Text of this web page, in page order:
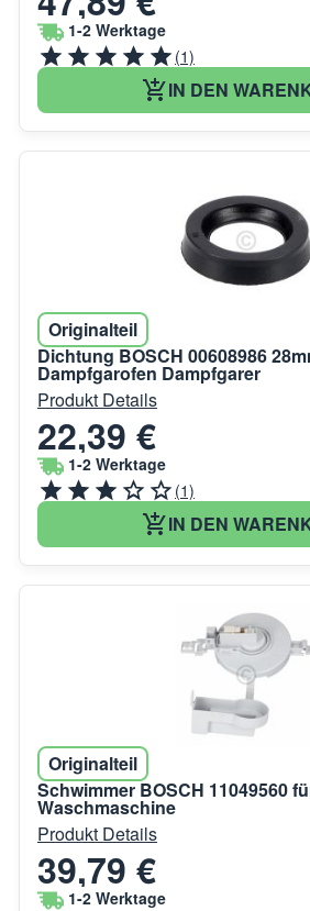
1-2 Werktage
(1)
IN DEN
Originalteil
Dichtung BOSCH 00608986
Dampfgarofen Dampfgarer
Produkt Details
22,39 €
1-2 Werktage
(1)
IN DEN
Originalteil
Schwimmer BOSCH 11049560
Waschmaschine
Produkt Details
39,79 €
1-2 Werktage